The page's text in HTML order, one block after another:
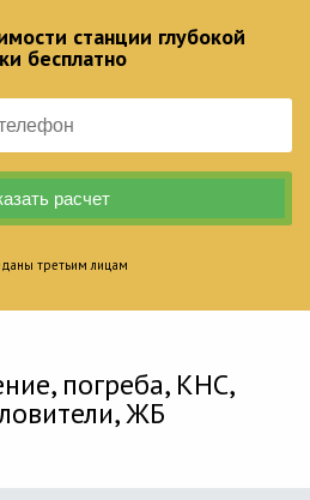
станции глубокой
бесплатно
третьим лицам
погреба, КНС,
ЖБ